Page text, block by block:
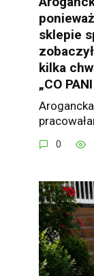
sklepie
kilka
„CO
0